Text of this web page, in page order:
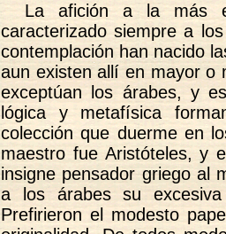
La afición a la más
caracterizado siempre a
contemplación han nacido
aun existen allí en mayor o
exceptúan los árabes, y
lógica y metafísica
colección que duerme en
maestro fue Aristóteles, y
insigne pensador griego al
a los árabes su
Prefirieron el modesto